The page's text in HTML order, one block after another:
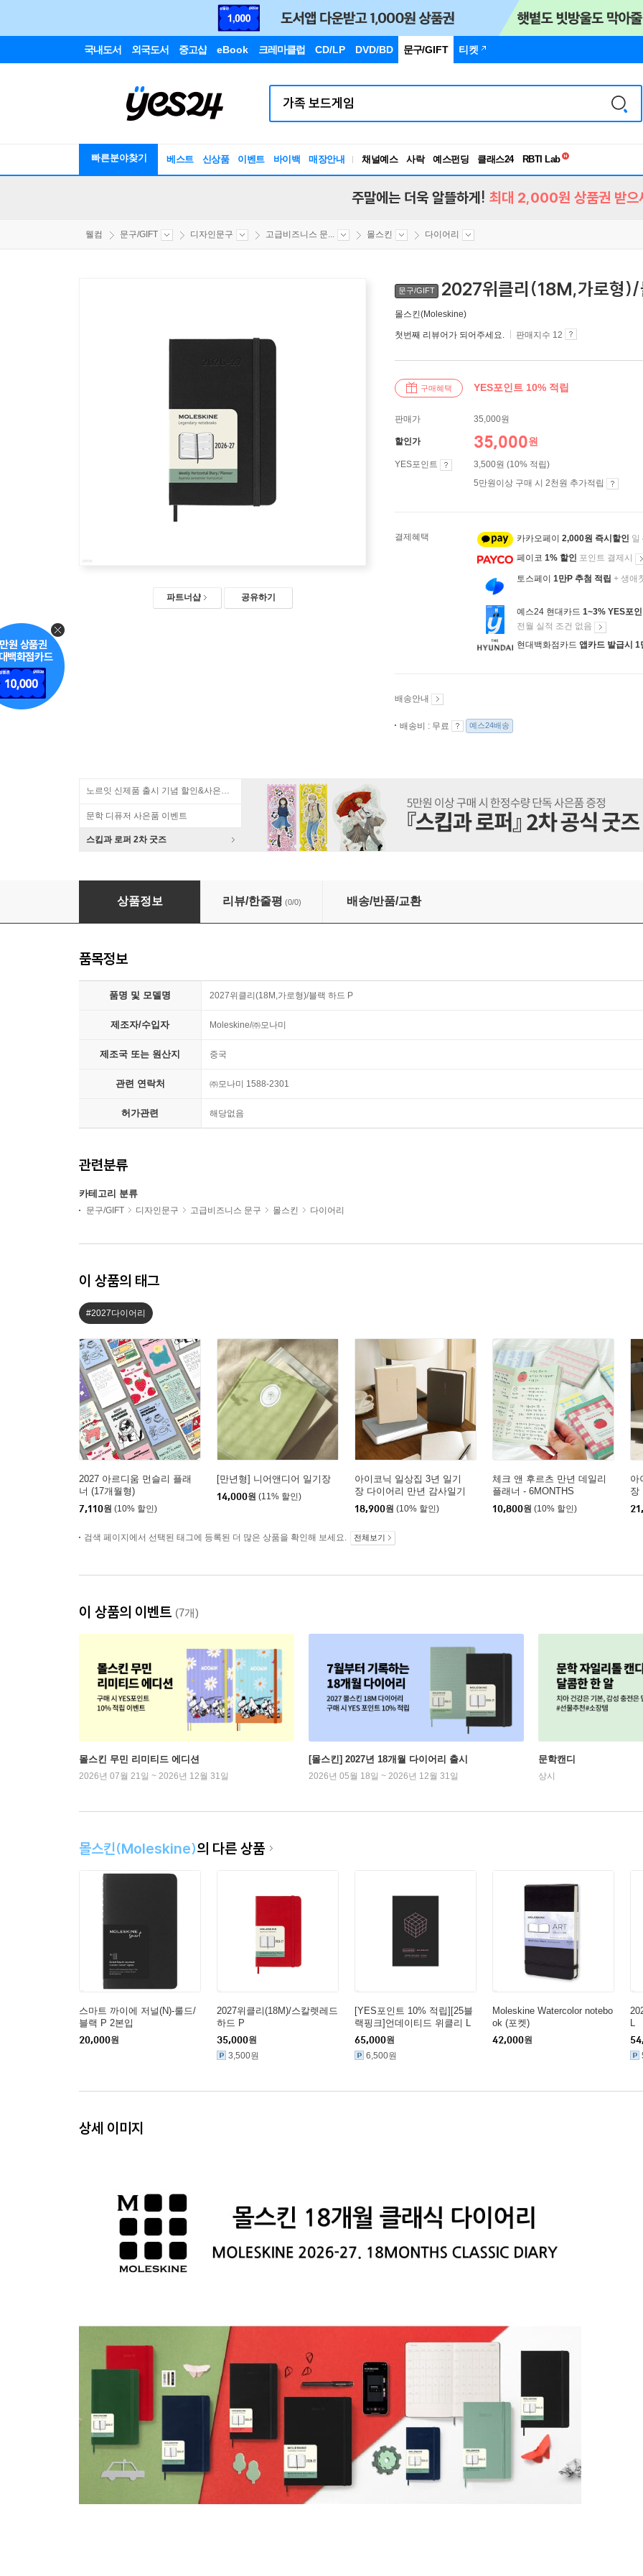
국내도서 외국도서 중고샵 eBook 크레마클럽 CD/LP DVD/BD 문구/GIFT 티켓
빠른분야찾기 베스트 신상품 이벤트 바이백 매장안내 채널예스 사락 예스펀딩 클래스24
독서유형검사
주말에는 더욱 알뜰하게! 최대 2,000원 상품권 받으
웰컴 문구/GIFT 디자인문구 고급비즈니스 문... 몰스킨 다이어리
파트너샵 공유하기
문구/GIFT 2027위클리(18M,가로형)/
몰스킨(Moleskine)
첫번째 리뷰어가 되어주세요. 판매지수 12
구매혜택 YES포인트 10% 적립
판매가 35,000원
할인가 35,000원
YES포인트
3,500원 (10% 적립)
5만원이상 구매 시 2천원 추가적립
결제혜택 카카오페이 2,000원 즉시할인 일
페이코 1% 할인 포인트 결제시
토스페이 1만P 추첨 적립 + 생애
예스24 현대카드 1~3% YES포
전월 실적 조건 없음
현대백화점카드 앱카드 발급시 1
배송안내
배송비 : 무료 예스24배송
노르잇 신제품 출시 기념 할인&사은품 증정!
문학 디퓨저 사은품 이벤트
스킵과 로퍼 2차 굿즈
2027위클리(18M,가로형)/블랙 하드 P
상품정보 리뷰/한줄평 (0/0) 배송/반품/교환
품목정보
품명 및 모델명 2027위클리(18M,가로형)/블랙 하드 P
제조자/수입자 Moleskine/㈜모나미
제조국 또는 원산지 중국
관련 연락처 ㈜모나미 1588-2301
허가관련 해당없음
관련분류
카테고리 분류
문구/GIFT 디자인문구 고급비즈니스 문구 몰스킨 다이어리
이 상품의 태그
#2027다이어리
2027 아르디움 먼슬리 플래
너 (17개월형)
7,110원 (10% 할인)
[만년형] 니어앤디어 일기장
14,000원 (11% 할인)
아이코닉 일상집 3년 일기
장 다이어리 만년 감사일기
18,900원 (10% 할인)
체크 앤 후르츠 만년 데일리
플래너 - 6MONTHS
10,800원 (10% 할인)
아
장
검색 페이지에서 선택된 태그에 등록된 더 많은 상품을 확인해 보세요. 전체보기
이 상품의 이벤트 (7개)
몰스킨 무민 리미티드 에디션
2026년 07월 21일 ~ 2026년 12월 31일
[몰스킨] 2027년 18개월 다이어리 출시
2026년 05월 18일 ~ 2026년 12월 31일
문학캔디
상시
몰스킨(Moleskine)의 다른 상품
스마트 까이에 저널(N)-룰드/
블랙 P 2본입
20,000원
2027위클리(18M)/스칼렛레드
하드 P
35,000원
3,500원
[YES포인트 10% 적립][25블
랙핑크]언데이티드 위클리 L
65,000원
6,500원
Moleskine Watercolor notebo
ok (포켓)
42,000원
L
상세 이미지